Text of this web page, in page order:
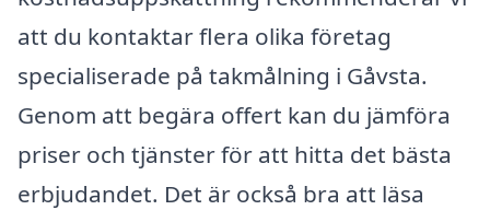
att du kontaktar flera olika företag
specialiserade på takmålning i Gåvsta.
Genom att begära offert kan du jämföra
priser och tjänster för att hitta det bästa
erbjudandet. Det är också bra att läsa